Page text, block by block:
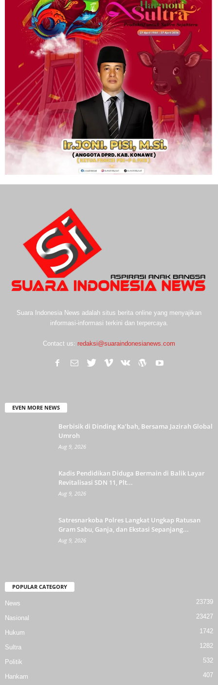
Suara Indonesia News adalah situs berita online yang menyajikan
informasi-informasi terkini dan terpercaya.
Contact us: redaksi@suaraindonesianews.com
EVEN MORE NEWS
Berbisik di Dinding Ka’bah, Bersama Jazirah Global
Umroh
Aug 9, 2026
Kadis Pendidikan Diduga Bermain di Balik Layar
Revitalisasi SDN 11, Plt...
Aug 9, 2026
Satresnarkoba Polres Langkat Ungkap Ratusan
Gram Sabu, Ganja, dan Ekstasi Sepanjang...
Aug 9, 2026
POPULAR CATEGORY
News 23739
Nasional 23427
Hukum 1742
Sultra 1282
Politik 532
Hankam 407